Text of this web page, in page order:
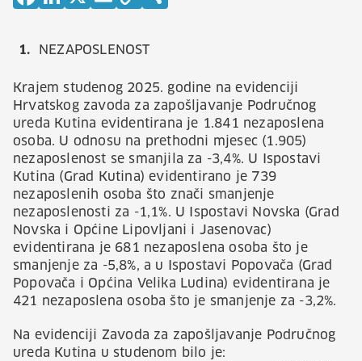
NEZAPOSLENOST
Krajem studenog 2025. godine na evidenciji
Hrvatskog zavoda za zapošljavanje Područnog
ureda Kutina evidentirana je 1.841 nezaposlena
osoba. U odnosu na prethodni mjesec (1.905)
nezaposlenost se smanjila za -3,4%. U Ispostavi
Kutina (Grad Kutina) evidentirano je 739
nezaposlenih osoba što znači smanjenje
nezaposlenosti za -1,1%. U Ispostavi Novska (Grad
Novska i Općine Lipovljani i Jasenovac)
evidentirana je 681 nezaposlena osoba što je
smanjenje za -5,8%, a u Ispostavi Popovača (Grad
Popovača i Općina Velika Ludina) evidentirana je
421 nezaposlena osoba što je smanjenje za -3,2%.
Na evidenciji Zavoda za zapošljavanje Područnog
ureda Kutina u studenom bilo je: